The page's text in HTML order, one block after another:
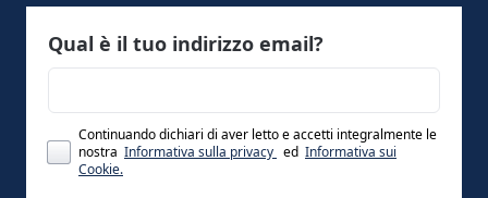
Qual è il tuo indirizzo email?
Continuando dichiari di aver letto e accetti integralmente le
nostra Informativa sulla privacy ed Informativa sui
Cookie.